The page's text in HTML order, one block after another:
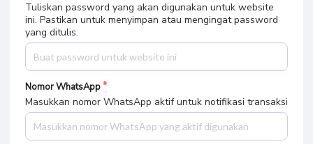
Tuliskan password yang akan digunakan untuk website
ini. Pastikan untuk menyimpan atau mengingat password
yang ditulis.
Nomor WhatsApp
Masukkan nomor WhatsApp aktif untuk notifikasi transaksi